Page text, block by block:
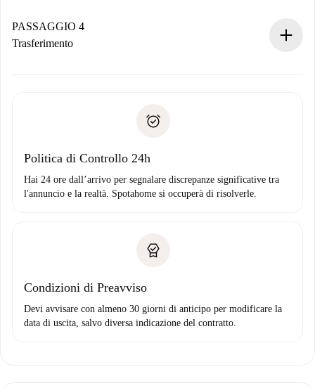
contatto con il proprietario.
Se rifiutata: non ti addebiteremo nulla e ti proporremo
Domiciliazione del pagamento
PASSAGGIO 4
Trasferimento
solo se non segnali problemi.
Politica di Controllo 24h
Hai 24 ore dall’arrivo per segnalare discrepanze significative tra
l'annuncio e la realtà. Spotahome si occuperà di risolverle.
Condizioni di Preavviso
Devi avvisare con almeno 30 giorni di anticipo per modificare la
data di uscita, salvo diversa indicazione del contratto.